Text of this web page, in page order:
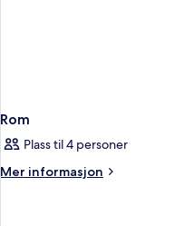
Rom
Plass til 4 personer
Mer informasjon
Mer